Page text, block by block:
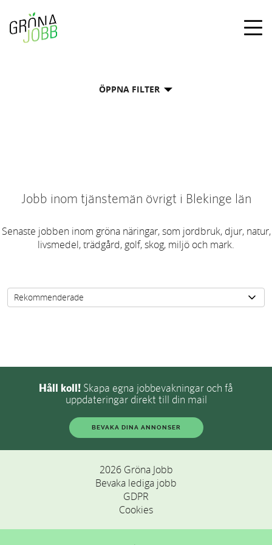
ÖPPNA FILTER
Jobb inom tjänstemän övrigt i Blekinge län
Senaste jobben inom gröna näringar, som jordbruk, djur, natur,
livsmedel, trädgård, golf, skog, miljö och mark.
Håll koll! Skapa egna jobbevakningar och få
uppdateringar direkt till din mail
BEVAKA DINA ANNONSER
2026 Gröna Jobb
Bevaka lediga jobb
GDPR
Cookies